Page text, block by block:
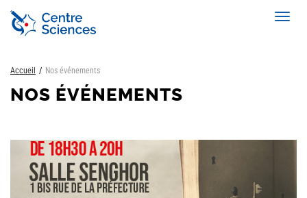
Aller
contenu
Accueil Nos événements
NOS ÉVÉNEMENTS
Illustration